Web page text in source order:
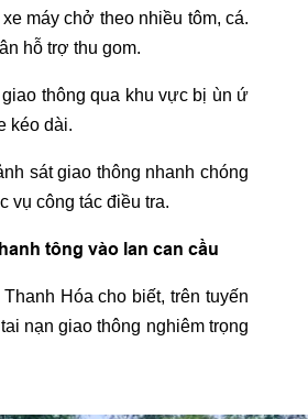
máy chở theo nhiều tôm, cá.
hỗ trợ thu gom.
thông qua khu vực bị ùn ứ
kéo dài.
sát giao thông nhanh chóng
vụ công tác điều tra.
tông vào lan can cầu
Hóa cho biết, trên tuyến
nạn giao thông nghiêm trọng